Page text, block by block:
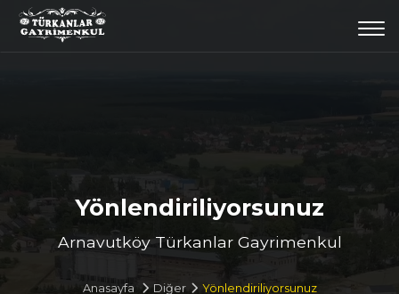
Yönlendiriliyorsunuz
Arnavutköy Türkanlar Gayrimenkul
Anasayfa Diğer Yönlendiriliyorsunuz